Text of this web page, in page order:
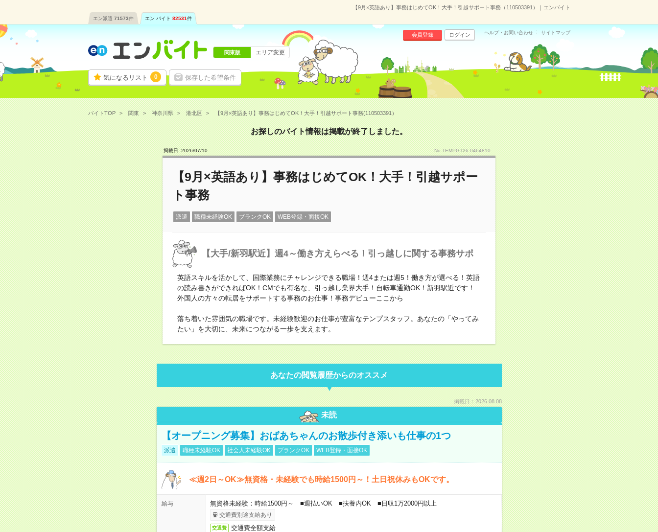
【9月×英語あり】事務はじめてOK！大手！引越サポート事務（110503391）｜エンバイト
エン派遣 71573件 エン バイト 82531件
気になるリスト 0 保存した希望条件
会員登録 ログイン ヘルプ・お問い合わせ サイトマップ
関東版 エリア変更
バイトTOP 関東 神奈川県 港北区 【9月×英語あり】事務はじめてOK！大手！引越サポート事務(110503391）
お探しのバイト情報は掲載が終了しました。
掲載日 :2026/07/10 No.TEMPGT26-0464810
【9月×英語あり】事務はじめてOK！大手！引越サポー
ト事務
派遣 職種未経験OK ブランクOK WEB登録・面接OK
【大手/新羽駅近】週4～働き方えらべる！引っ越しに関する事務サポ
英語スキルを活かして、国際業務にチャレンジできる職場！週4または週5！働き方が選べる！英語
の読み書きができればOK！CMでも有名な、引っ越し業界大手！自転車通勤OK！新羽駅近です！
外国人の方々の転居をサポートする事務のお仕事！事務デビューここから
落ち着いた雰囲気の職場です。未経験歓迎のお仕事が豊富なテンプスタッフ。あなたの「やってみ
たい」を大切に、未来につながる一歩を支えます。
あなたの閲覧履歴からのオススメ
掲載日：2026.08.08
未読
【オープニング募集】おばあちゃんのお散歩付き添いも仕事の1つ
派遣 職種未経験OK 社会人未経験OK ブランクOK WEB登録・面接OK
≪週2日～OK≫無資格・未経験でも時給1500円～！土日祝休みもOKです。
給与 無資格未経験：時給1500円～ ■週払いOK ■扶養内OK ■日収1万2000円以上
交通費別途支給あり
交通費 交通費全額支給